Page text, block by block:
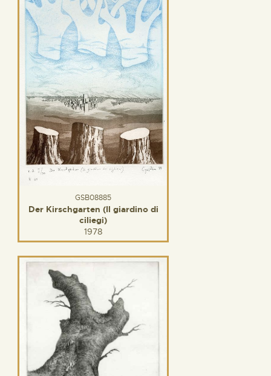
GSB08885
Der Kirschgarten (Il giardino di
ciliegi)
1978